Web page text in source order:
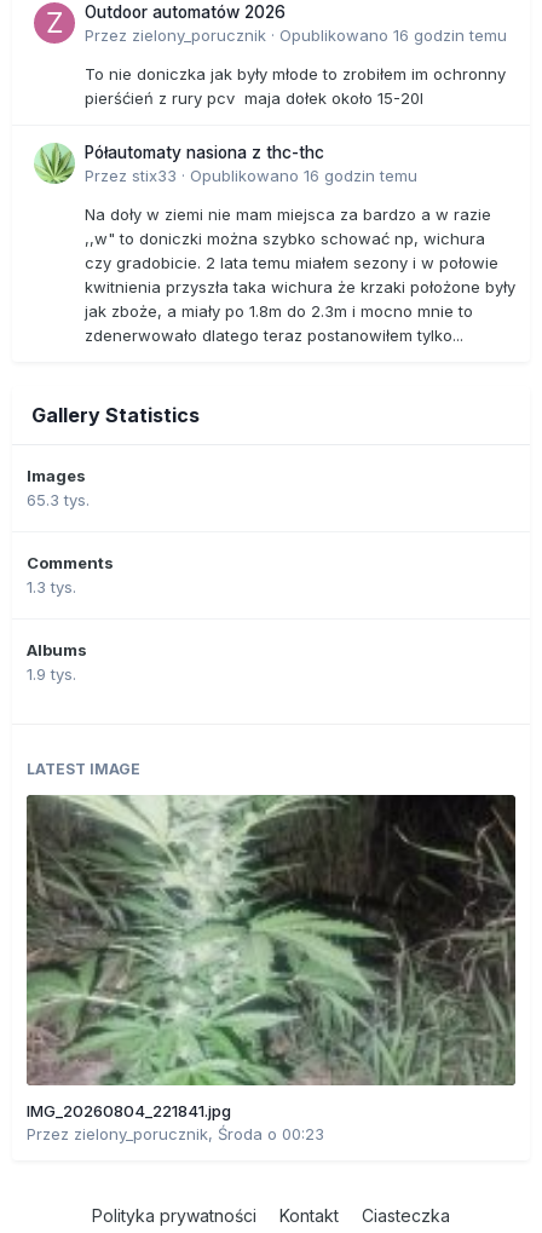
Outdoor automatów 2026
Przez zielony_porucznik · Opublikowano 16 godzin temu
To nie doniczka jak były młode to zrobiłem im ochronny
pierśćień z rury pcv maja dołek około 15-20l
Półautomaty nasiona z thc-thc
Przez stix33 · Opublikowano 16 godzin temu
Na doły w ziemi nie mam miejsca za bardzo a w razie
,,w" to doniczki można szybko schować np, wichura
czy gradobicie. 2 lata temu miałem sezony i w połowie
kwitnienia przyszła taka wichura że krzaki położone były
jak zboże, a miały po 1.8m do 2.3m i mocno mnie to
zdenerwowało dlatego teraz postanowiłem tylko...
Gallery Statistics
Images
65.3 tys.
Comments
1.3 tys.
Albums
1.9 tys.
LATEST IMAGE
IMG_20260804_221841.jpg
Przez zielony_porucznik, Środa o 00:23
Polityka prywatności Kontakt Ciasteczka